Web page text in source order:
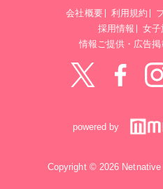
会社概要 利用規約
採用情報
女子
情報ご提供・広告
powered by
Copyright © 2026